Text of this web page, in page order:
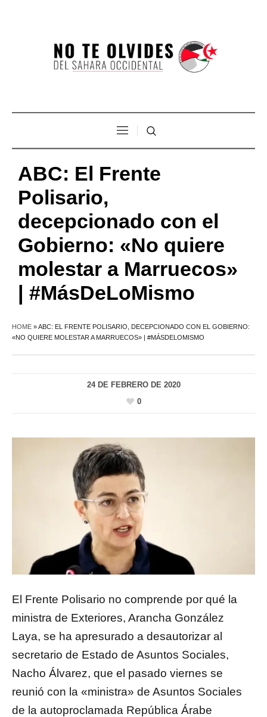
ABC: El Frente
Polisario,
decepcionado con el
Gobierno: «No quiere
molestar a Marruecos»
| #MásDeLoMismo
HOME »ABC: EL FRENTE POLISARIO, DECEPCIONADO CON EL GOBIERNO:
«NO QUIERE MOLESTAR A MARRUECOS» | #MÁSDELOMISMO
24 DE FEBRERO DE 2020
0
El Frente Polisario no comprende por qué la
ministra de Exteriores, Arancha González
Laya, se ha apresurado a desautorizar al
secretario de Estado de Asuntos Sociales,
Nacho Álvarez, que el pasado viernes se
reunió con la «ministra» de Asuntos Sociales
de la autoproclamada República Árabe